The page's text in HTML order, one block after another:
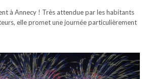
à Annecy ! Très attendue par les habitants
elle promet une journée particulièrement